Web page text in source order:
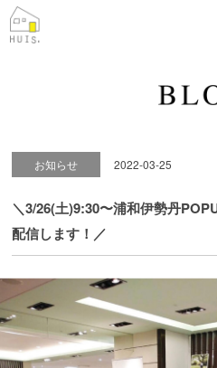
お知らせ 2022-03-25
＼3/26(土)9:30〜浦和伊勢丹
配信します！／